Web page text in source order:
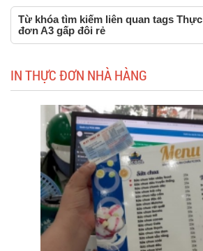
Từ khóa tìm kiếm liên quan tags Thực
đơn A3 gấp đôi rẻ
IN THỰC ĐƠN NHÀ HÀNG